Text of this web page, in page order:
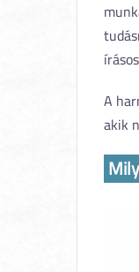
A
akik